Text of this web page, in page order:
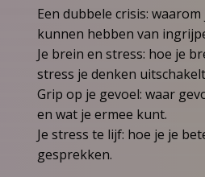
Nieuws
Inspiratie
Contact
Een dubbele crisis:
kunnen hebben van
Je brein en stress: hoe je
stress je denken
Grip op je gevoel: waar
en wat je ermee kunt.
Je stress te lijf: hoe je je
gesprekken.